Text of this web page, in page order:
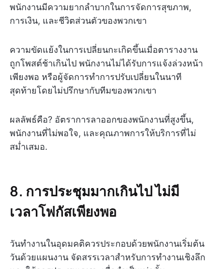
พนักงานมีความยากลำบากในการจัดการสุขภาพ,
การเงิน, และชีวิตส่วนตัวของพวกเขา
ความขัดแย้งในการเปลี่ยนกะเกิดขึ้นเมื่อตารางงาน
ถูกโพสต์ช้าเกินไป พนักงานไม่ได้รับการแจ้งล่วงหน้า
เพียงพอ หรือผู้จัดการทำการปรับเปลี่ยนในนาที
สุดท้ายโดยไม่ปรึกษากับทีมของพวกเขา
ผลลัพธ์คือ? อัตราการลาออกของพนักงานที่สูงขึ้น,
พนักงานที่ไม่พอใจ, และคุณภาพการให้บริการที่ไม่
สม่ำเสมอ.
8. การประชุมมากเกินไป ไม่มี
เวลาโฟกัสเพียงพอ
วันทำงานในอุดมคติควรประกอบด้วยพนักงานเริ่มต้น
วันด้วยแผนงาน จัดสรรเวลาสำหรับการทำงานเชิงลึก